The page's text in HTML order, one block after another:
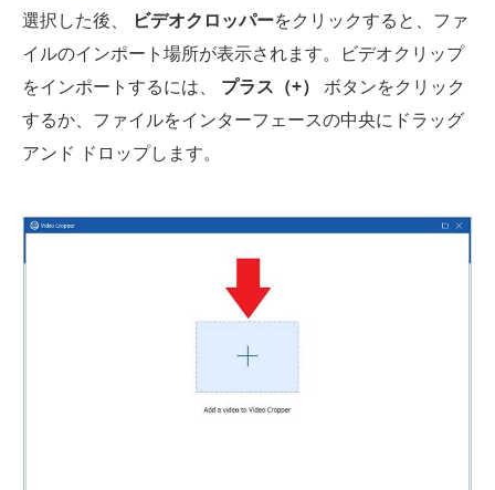
選択した後、
ビデオクロッパーをクリックすると、ファ
イルのインポート場所が表示されます。ビデオクリップ
をインポートするには、 プラス（+） ボタンをクリック
するか、ファイルをインターフェースの中央にドラッグ
アンド ドロップします。